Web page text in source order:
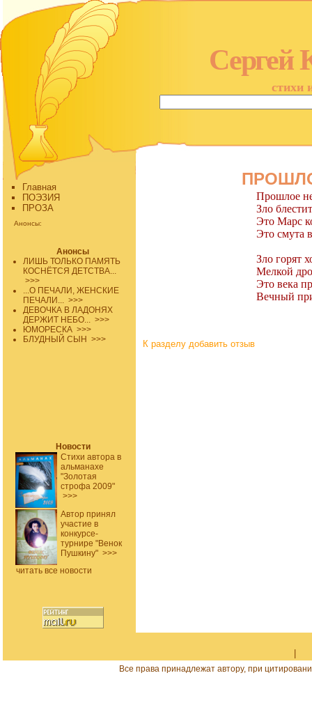
Сергей
стихи
Главная
ПОЭЗИЯ
ПРОЗА
Анонсы:
Анонсы
ЛИШЬ ТОЛЬКО ПАМЯТЬ
КОСНЁТСЯ ДЕТСТВА...
>>>
...О ПЕЧАЛИ, ЖЕНСКИЕ
ПЕЧАЛИ... >>>
ДЕВОЧКА В ЛАДОНЯХ
ДЕРЖИТ НЕБО... >>>
ЮМОРЕСКА >>>
БЛУДНЫЙ СЫН >>>
Новости
Стихи автора в
альманахе
"Золотая
строфа 2009"
>>>
Автор принял
участие в
конкурсе-
турнире "Венок
Пушкину" >>>
читать все новости
Прошлое
Зло
Это Марс
Это смута
Зло горят
Мелкой
Это века
Вечный
К разделу добавить отзыв
Все права принадлежат автору, при